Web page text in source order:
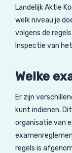
Landelijk Aktie
welk niveau je
volgens de
Inspectie van
Welke
Er zijn
kunt indienen.
organisatie van
regels is